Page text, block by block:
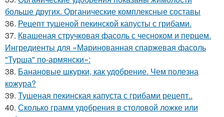
больше других. Органические комплексные составы
36. Рецепт тушеной пекинской капусты с грибами.
37. Квашеная стручковая фасоль с чесноком и перцем.
Ингредиенты для «Маринованная спаржевая фасоль
"Турша" по-армянски»:
38. Банановые шкурки, как удобрение. Чем полезна
кожура?
39. Тушеная пекинская капуста с грибами рецепт..
40. Сколько грамм удобрения в столовой ложке или